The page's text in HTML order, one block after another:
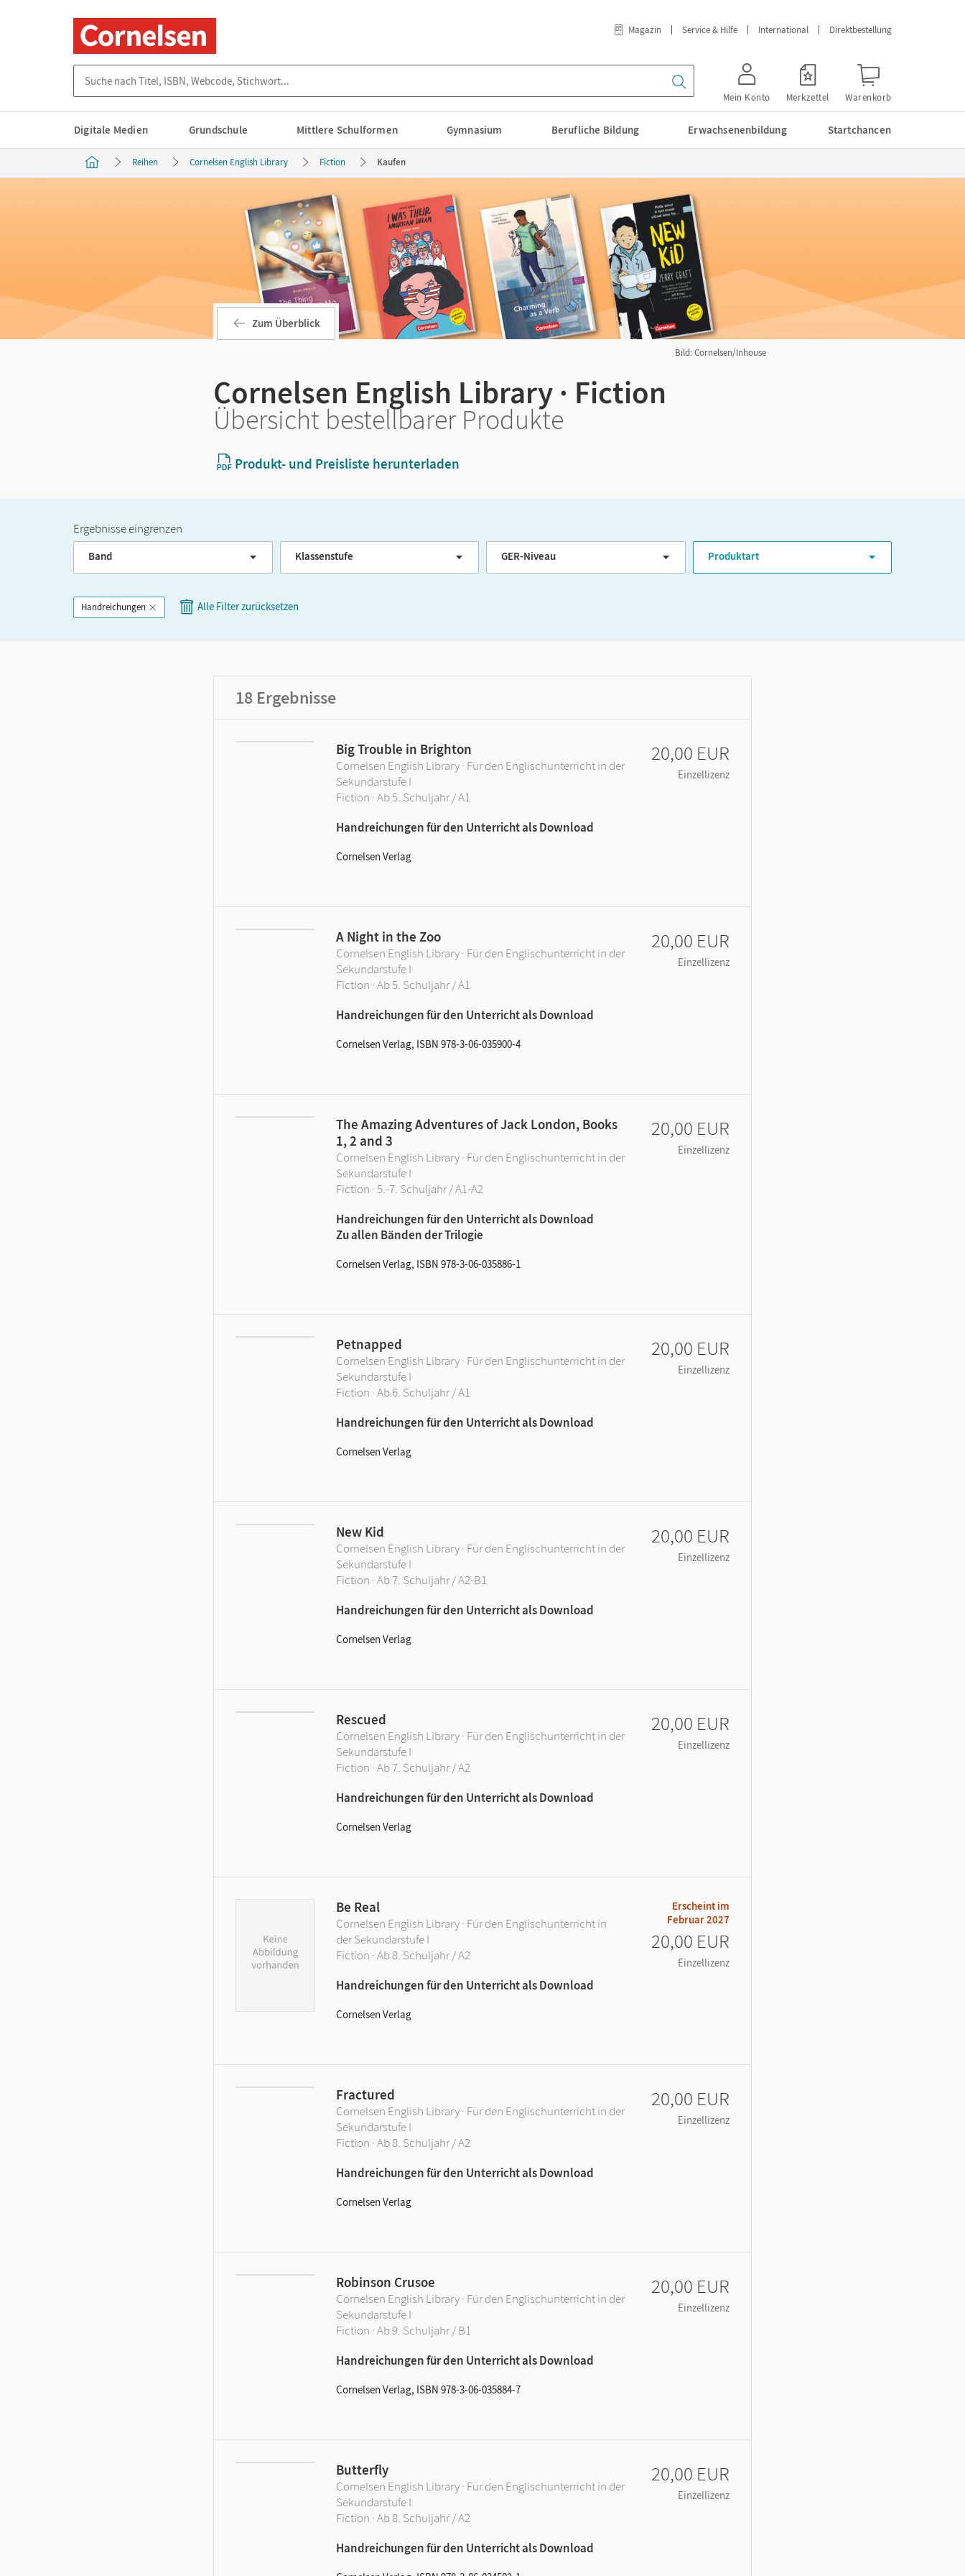
Magazin Service & Hilfe International Direktbestellung
Mein Konto Merkzettel Warenkorb
Digitale Medien Grundschule Mittlere Schulformen Gymnasium Berufliche Bildung Erwachsenenbildung Startchancen
Reihen Cornelsen English Library Fiction Kaufen
Bild: Cornelsen/Inhouse
Zum Überblick
Cornelsen English Library · Fiction
Übersicht bestellbarer Produkte
Produkt- und Preisliste herunterladen
Ergebnisse eingrenzen
Band Klassenstufe GER-Niveau Produktart
Handreichungen Alle Filter zurücksetzen
18 Ergebnisse
Big Trouble in Brighton
Cornelsen English Library · Für den Englischunterricht in der
Sekundarstufe I
Fiction · Ab 5. Schuljahr / A1
Handreichungen für den Unterricht als Download
Cornelsen Verlag
20,00 EUR
Einzellizenz
A Night in the Zoo
Cornelsen English Library · Für den Englischunterricht in der
Sekundarstufe I
Fiction · Ab 5. Schuljahr / A1
Handreichungen für den Unterricht als Download
Cornelsen Verlag, ISBN 978-3-06-035900-4
20,00 EUR
Einzellizenz
The Amazing Adventures of Jack London, Books
1, 2 and 3
Cornelsen English Library · Für den Englischunterricht in der
Sekundarstufe I
Fiction · 5.-7. Schuljahr / A1-A2
Handreichungen für den Unterricht als Download
Zu allen Bänden der Trilogie
Cornelsen Verlag, ISBN 978-3-06-035886-1
20,00 EUR
Einzellizenz
Petnapped
Cornelsen English Library · Für den Englischunterricht in der
Sekundarstufe I
Fiction · Ab 6. Schuljahr / A1
Handreichungen für den Unterricht als Download
Cornelsen Verlag
20,00 EUR
Einzellizenz
New Kid
Cornelsen English Library · Für den Englischunterricht in der
Sekundarstufe I
Fiction · Ab 7. Schuljahr / A2-B1
Handreichungen für den Unterricht als Download
Cornelsen Verlag
20,00 EUR
Einzellizenz
Rescued
Cornelsen English Library · Für den Englischunterricht in der
Sekundarstufe I
Fiction · Ab 7. Schuljahr / A2
Handreichungen für den Unterricht als Download
Cornelsen Verlag
20,00 EUR
Einzellizenz
Be Real
Cornelsen English Library · Für den Englischunterricht in
der Sekundarstufe I
Fiction · Ab 8. Schuljahr / A2
Handreichungen für den Unterricht als Download
Cornelsen Verlag
Erscheint im
Februar 2027
20,00 EUR
Einzellizenz
Fractured
Cornelsen English Library · Für den Englischunterricht in der
Sekundarstufe I
Fiction · Ab 8. Schuljahr / A2
Handreichungen für den Unterricht als Download
Cornelsen Verlag
20,00 EUR
Einzellizenz
Robinson Crusoe
Cornelsen English Library · Für den Englischunterricht in der
Sekundarstufe I
Fiction · Ab 9. Schuljahr / B1
Handreichungen für den Unterricht als Download
Cornelsen Verlag, ISBN 978-3-06-035884-7
20,00 EUR
Einzellizenz
Butterfly
Cornelsen English Library · Für den Englischunterricht in der
Sekundarstufe I
Fiction · Ab 8. Schuljahr / A2
Handreichungen für den Unterricht als Download
20,00 EUR
Einzellizenz